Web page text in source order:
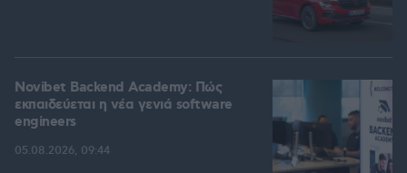
Novibet Backend Academy: Πώς
εκπαιδεύεται η νέα γενιά software
engineers
05.08.2026, 09:44